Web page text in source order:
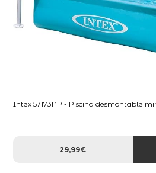
Intex 57173NP - Piscina desmontable
29,99€